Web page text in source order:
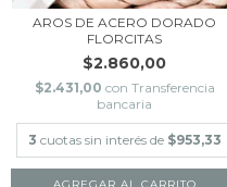
AROS DE ACERO DORADO
FLORCITAS
$2.860,00
$2.431,00 con Transferencia
bancaria
3 cuotas sin interés de $953,33